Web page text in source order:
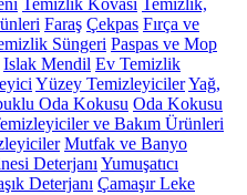
Temizlik Kovası Temizlik,
Faraş Çekpas Fırça ve
Süngeri Paspas ve Mop
Islak Mendil Ev Temizlik
Yüzey TemizleyicilerYağ,
Oda Kokusu Oda Kokusu
ve Bakım Ürünleri
Mutfak ve Banyo
Deterjanı Yumuşatıcı
Deterjanı Çamaşır Leke